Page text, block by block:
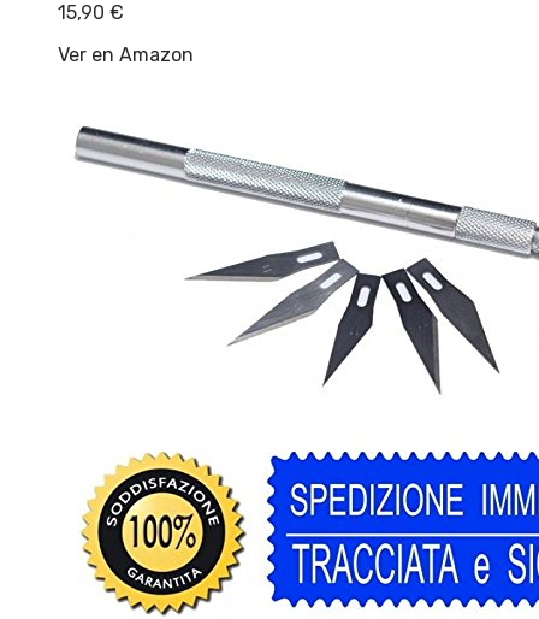
15,90 €
Ver en Amazon